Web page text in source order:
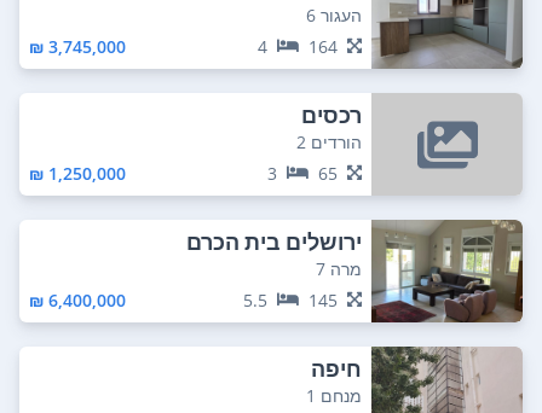
העגור 6
164
4
3,745,000 ₪
רכסים
הורדים 2
65
3
1,250,000 ₪
ירושלים בית הכרם
מרה 7
145
5.5
6,400,000 ₪
חיפה
מנחם 1